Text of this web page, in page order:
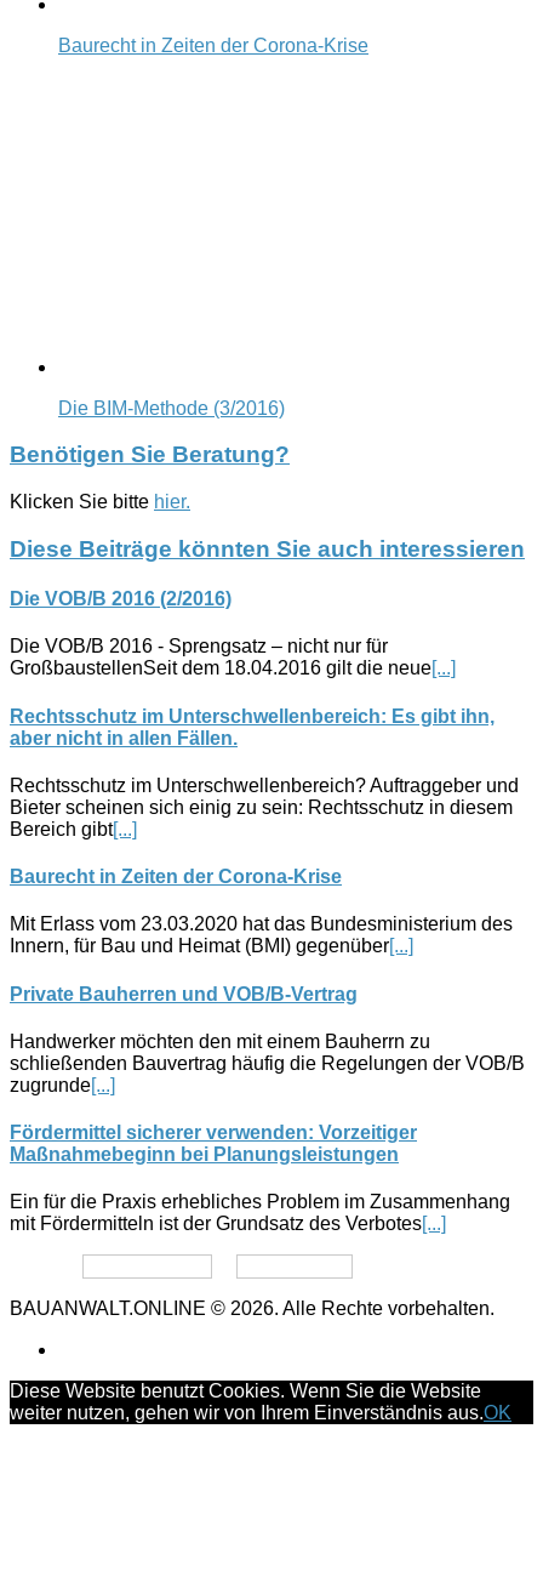
Baurecht in Zeiten der Corona-Krise
Die BIM-Methode (3/2016)
Benötigen Sie Beratung?
Klicken Sie bitte hier.
Diese Beiträge könnten Sie auch interessieren
Die VOB/B 2016 (2/2016)
Die VOB/B 2016 - Sprengsatz – nicht nur für
GroßbaustellenSeit dem 18.04.2016 gilt die neue[...]
Rechtsschutz im Unterschwellenbereich: Es gibt ihn,
aber nicht in allen Fällen.
Rechtsschutz im Unterschwellenbereich? Auftraggeber und
Bieter scheinen sich einig zu sein: Rechtsschutz in diesem
Bereich gibt[...]
Baurecht in Zeiten der Corona-Krise
Mit Erlass vom 23.03.2020 hat das Bundesministerium des
Innern, für Bau und Heimat (BMI) gegenüber[...]
Private Bauherren und VOB/B-Vertrag
Handwerker möchten den mit einem Bauherrn zu
schließenden Bauvertrag häufig die Regelungen der VOB/B
zugrunde[...]
Fördermittel sicherer verwenden: Vorzeitiger
Maßnahmebeginn bei Planungsleistungen
Ein für die Praxis erhebliches Problem im Zusammenhang
mit Fördermitteln ist der Grundsatz des Verbotes [...]
BAUANWALT.ONLINE © 2026. Alle Rechte vorbehalten.
Diese Website benutzt Cookies. Wenn Sie die Website
weiter nutzen, gehen wir von Ihrem Einverständnis aus.OK